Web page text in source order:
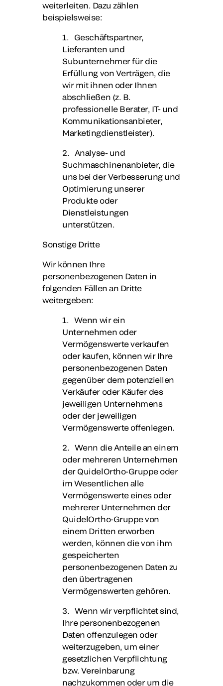
weiterleiten. Dazu zählen
beispielsweise:
1. Geschäftspartner,
Lieferanten und
Subunternehmer für die
Erfüllung von Verträgen, die
wir mit ihnen oder Ihnen
abschließen (z. B.
professionelle Berater, IT- und
Kommunikationsanbieter,
Marketingdienstleister).
2. Analyse- und
Suchmaschinenanbieter, die
uns bei der Verbesserung und
Optimierung unserer
Produkte oder
Dienstleistungen
unterstützen.
Sonstige Dritte
Wir können Ihre
personenbezogenen Daten in
folgenden Fällen an Dritte
weitergeben:
1. Wenn wir ein
Unternehmen oder
Vermögenswerte verkaufen
oder kaufen, können wir Ihre
personenbezogenen Daten
gegenüber dem potenziellen
Verkäufer oder Käufer des
jeweiligen Unternehmens
oder der jeweiligen
Vermögenswerte offenlegen.
2. Wenn die Anteile an einem
oder mehreren Unternehmen
der QuidelOrtho-Gruppe oder
im Wesentlichen alle
Vermögenswerte eines oder
mehrerer Unternehmen der
QuidelOrtho-Gruppe von
einem Dritten erworben
werden, können die von ihm
gespeicherten
personenbezogenen Daten zu
den übertragenen
Vermögenswerten gehören.
3. Wenn wir verpflichtet sind,
Ihre personenbezogenen
Daten offenzulegen oder
weiterzugeben, um einer
gesetzlichen Verpflichtung
bzw. Vereinbarung
nachzukommen oder um die